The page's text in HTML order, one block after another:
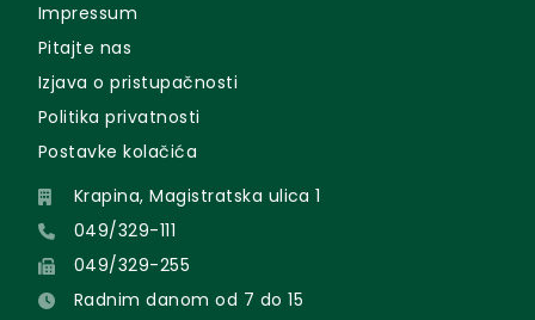
Impressum
Pitajte nas
Izjava o pristupačnosti
Politika privatnosti
Postavke kolačića
Krapina, Magistratska ulica 1
049/329-111
049/329-255
Radnim danom od 7 do 15